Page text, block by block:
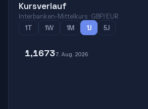
Kursverlauf
Interbanken-Mittelkurs · GBP/EUR
1T
1W 1M 1J 5J
1,16737. Aug. 2026